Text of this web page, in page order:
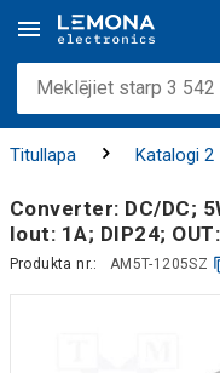
Titullapa Katalogi 2
Converter: DC/DC;
Iout: 1A; DIP24;
Produkta nr.: AM5T-1205SZ